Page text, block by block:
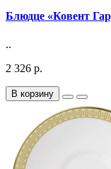
Блюдце «Ковент
..
2 326 р.
В корзину